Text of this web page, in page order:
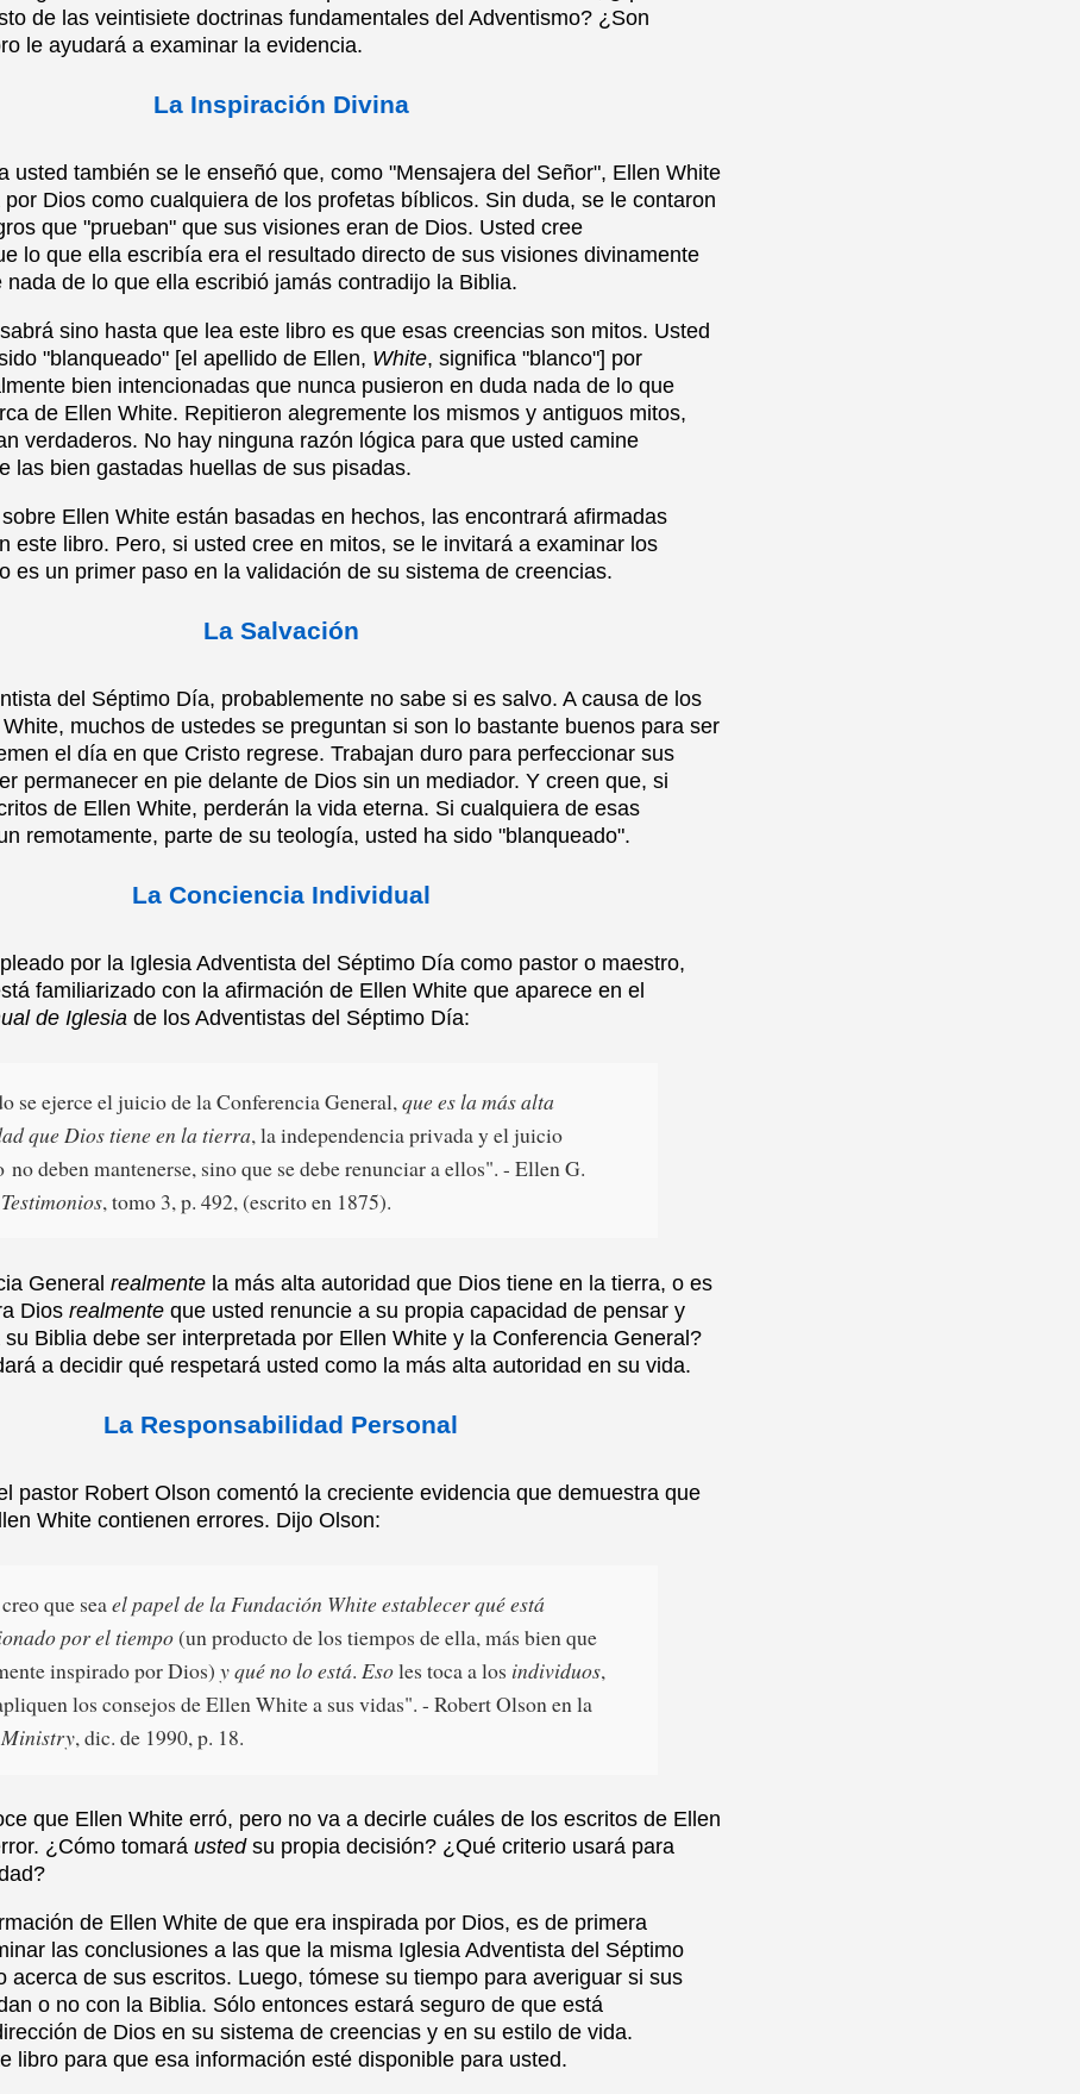
de las veintisiete doctrinas fundamentales del Adventismo? ¿Son
le ayudará a examinar la evidencia.
La Inspiración Divina
usted también se le enseñó que, como "Mensajera del Señor", Ellen White
Dios como cualquiera de los profetas bíblicos. Sin duda, se le contaron
que "prueban" que sus visiones eran de Dios. Usted cree
lo que ella escribía era el resultado directo de sus visiones divinamente
nada de lo que ella escribió jamás contradijo la Biblia.
sino hasta que lea este libro es que esas creencias son mitos. Usted
"blanqueado" [el apellido de Ellen, White, significa "blanco"] por
bien intencionadas que nunca pusieron en duda nada de lo que
de Ellen White. Repitieron alegremente los mismos y antiguos mitos,
verdaderos. No hay ninguna razón lógica para que usted camine
las bien gastadas huellas de sus pisadas.
Ellen White están basadas en hechos, las encontrará afirmadas
este libro. Pero, si usted cree en mitos, se le invitará a examinar los
es un primer paso en la validación de su sistema de creencias.
La Salvación
del Séptimo Día, probablemente no sabe si es salvo. A causa de los
muchos de ustedes se preguntan si son lo bastante buenos para ser
el día en que Cristo regrese. Trabajan duro para perfeccionar sus
permanecer en pie delante de Dios sin un mediador. Y creen que, si
de Ellen White, perderán la vida eterna. Si cualquiera de esas
remotamente, parte de su teología, usted ha sido "blanqueado".
La Conciencia Individual
por la Iglesia Adventista del Séptimo Día como pastor o maestro,
familiarizado con la afirmación de Ellen White que aparece en el
de Iglesia de los Adventistas del Séptimo Día:
se ejerce el juicio de la Conferencia General,que es la más alta
que Dios tiene en la tierra, la independencia privada y el juicio
no deben mantenerse, sino que se debe renunciar a ellos". - Ellen G.
Testimonios, tomo 3, p. 492, (escrito en 1875).
General realmente la más alta autoridad que Dios tiene en la tierra, o es
Dios realmente que usted renuncie a su propia capacidad de pensar y
Biblia debe ser interpretada por Ellen White y la Conferencia General?
a decidir qué respetará usted como la más alta autoridad en su vida.
La Responsabilidad Personal
pastor Robert Olson comentó la creciente evidencia que demuestra que
White contienen errores. Dijo Olson:
que seael papel de la Fundación White establecer qué está
por el tiempo(un producto de los tiempos de ella, más bien que
inspirado por Dios)y qué no lo está.Esoles toca a los individuos,
los consejos de Ellen White a sus vidas". - Robert Olson en la
Ministry, dic. de 1990, p. 18.
que Ellen White erró, pero no va a decirle cuáles de los escritos de Ellen
¿Cómo tomará usted su propia decisión? ¿Qué criterio usará para
de Ellen White de que era inspirada por Dios, es de primera
las conclusiones a las que la misma Iglesia Adventista del Séptimo
acerca de sus escritos. Luego, tómese su tiempo para averiguar si sus
o no con la Biblia. Sólo entonces estará seguro de que está
de Dios en su sistema de creencias y en su estilo de vida.
libro para que esa información esté disponible para usted.